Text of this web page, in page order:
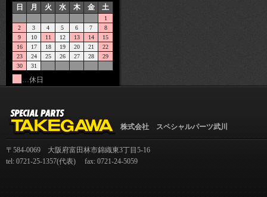
日
月 火 水 木 金 土
1
2
3 4 5 6 7
8
9
10 11 12 13 14
15
16
17 18 19 20 21
22
23
24 25 26 27 28
29
30
31
…休日
株式会社 スペシャルパーツ武川
〒584-0069 大阪府富田林市錦織東3丁目5-16
tel: 0721-25-1357(代表) fax: 0721-24-5059